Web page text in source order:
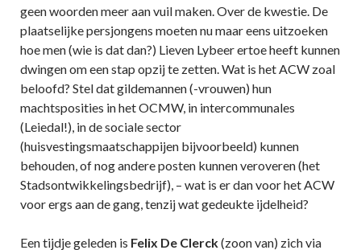
geen woorden meer aan vuil maken. Over de kwestie. De
plaatselijke persjongens moeten nu maar eens uitzoeken
hoe men (wie is dat dan?) Lieven Lybeer ertoe heeft kunnen
dwingen om een stap opzij te zetten. Wat is het ACW zoal
beloofd? Stel dat gildemannen (-vrouwen) hun
machtsposities in het OCMW, in intercommunales
(Leiedal!), in de sociale sector
(huisvestingsmaatschappijen bijvoorbeeld) kunnen
behouden, of nog andere posten kunnen veroveren (het
Stadsontwikkelingsbedrijf), – wat is er dan voor het ACW
voor ergs aan de gang, tenzij wat gedeukte ijdelheid?
Een tijdje geleden is Felix De Clerck(zoon van) zich via